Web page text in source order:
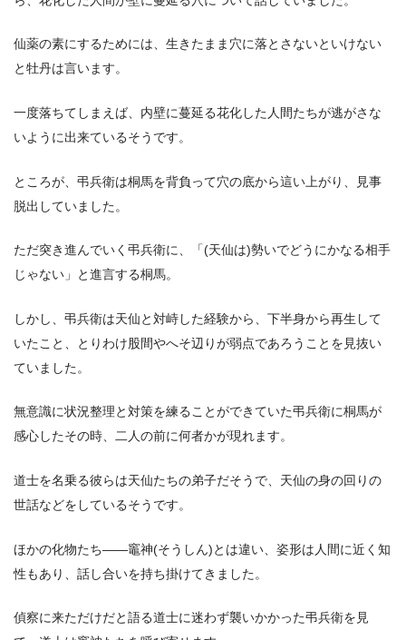
仙薬の素にするためには、生きたまま穴に落とさないといけない
と牡丹は言います。
一度落ちてしまえば、内壁に蔓延る花化した人間たちが逃がさな
いように出来ているそうです。
ところが、弔兵衛は桐馬を背負って穴の底から這い上がり、見事
脱出していました。
ただ突き進んでいく弔兵衛に、「(天仙は)勢いでどうにかなる相手
じゃない」と進言する桐馬。
しかし、弔兵衛は天仙と対峙した経験から、下半身から再生して
いたこと、とりわけ股間やへそ辺りが弱点であろうことを見抜い
ていました。
無意識に状況整理と対策を練ることができていた弔兵衛に桐馬が
感心したその時、二人の前に何者かが現れます。
道士を名乗る彼らは天仙たちの弟子だそうで、天仙の身の回りの
世話などをしているそうです。
ほかの化物たち――竈神(そうしん)とは違い、姿形は人間に近く知
性もあり、話し合いを持ち掛けてきました。
偵察に来ただけだと語る道士に迷わず襲いかかった弔兵衛を見